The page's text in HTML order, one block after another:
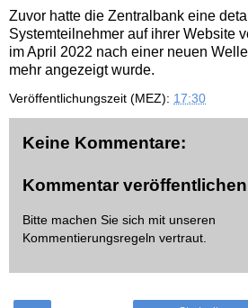
Zuvor hatte die Zentralbank eine
Systemteilnehmer auf ihrer Website
im April 2022 nach einer neuen
mehr angezeigt wurde.
Veröffentlichungszeit (MEZ): 17:30
Keine Kommentare:
Kommentar veröffentlichen
Bitte machen Sie sich mit unseren
Kommentierungsregeln vertraut.